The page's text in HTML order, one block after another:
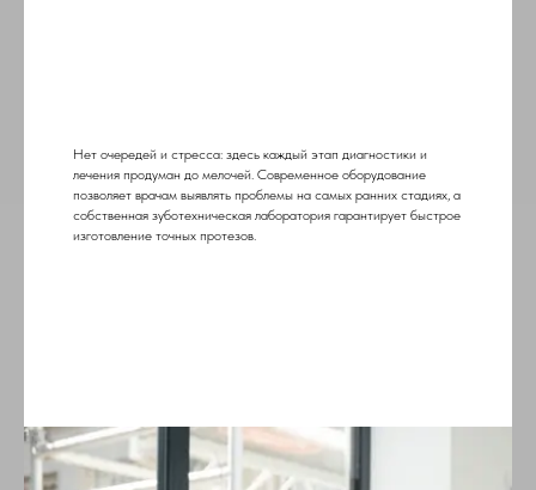
Нет очередей и стресса: здесь каждый этап диагностики и
лечения продуман до мелочей. Современное оборудование
позволяет врачам выявлять проблемы на самых ранних стадиях, а
собственная зуботехническая лаборатория гарантирует быстрое
изготовление точных протезов.